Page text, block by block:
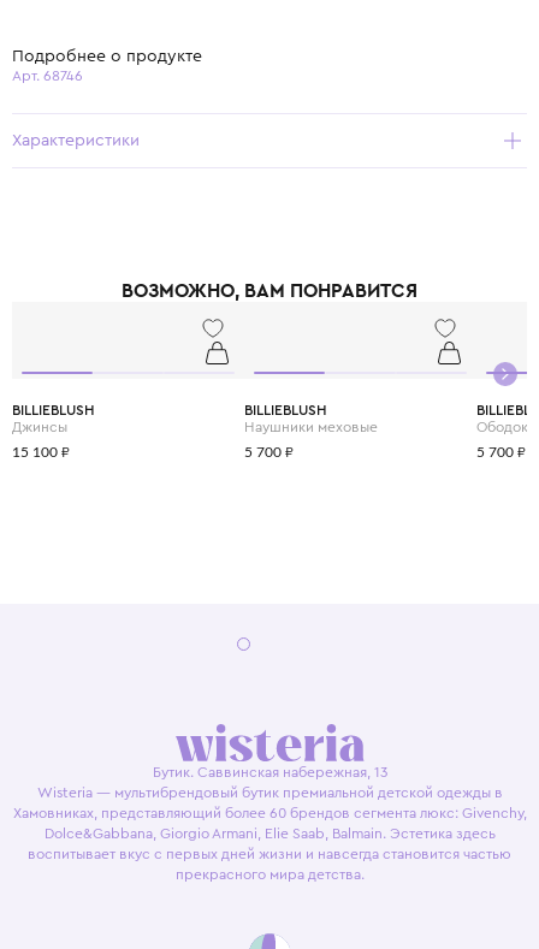
Подробнее о продукте
Арт. 68746
Характеристики
ВОЗМОЖНО, ВАМ ПОНРАВИТСЯ
BILLIEBLUSH
Джинсы
15 100 ₽
BILLIEBLUSH
Наушники меховые
5 700 ₽
Ободок
5 700 ₽
Бутик. Саввинская набережная, 13
Wisteria — мультибрендовый бутик премиальной детской одежды в
Хамовниках, представляющий более 60 брендов сегмента люкс: Givenchy,
Dolce&Gabbana, Giorgio Armani, Elie Saab, Balmain. Эстетика здесь
воспитывает вкус с первых дней жизни и навсегда становится частью
прекрасного мира детства.